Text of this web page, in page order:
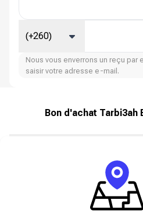
(+260)
Nous vous enverrons un reçu par
saisir votre adresse e-mail.
Bon d'achat Tarbi3ah
Tarbi3ah Baloot est un jeu de
populaire inspiré du jeu
apprécié au Moyen-Orient.
affronter leurs amis et d'autres